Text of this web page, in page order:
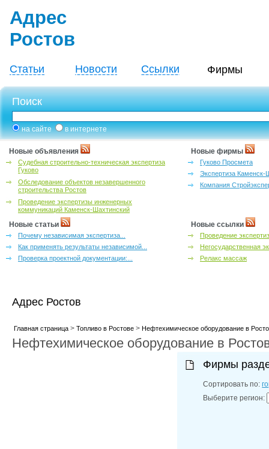
Адрес
Ростов
Статьи Новости Ссылки Фирмы
Поиск
на сайте в интернете
Новые объявления
Судебная строительно-техническая экспертиза
Гуково
Обследование объектов незавершенного
строительства Ростов
Проведение экспертизы инженерных
коммуникаций Каменск-Шахтинский
Новые фирмы
Гуково Просмета
Экспертиза Каменск-
Компания
Новые статьи
Почему независимая экспертиза...
Как применять результаты независимой...
Проверка проектной документации:...
Новые ссылки
Проведение
Негосударственная
Релакс массаж
Адрес Ростов
Главная страница> Топливо в Ростове> Нефтехимическое оборудование в
Нефтехимическое оборудование в
Фирмы
Сортировать по:
Выберите регион: